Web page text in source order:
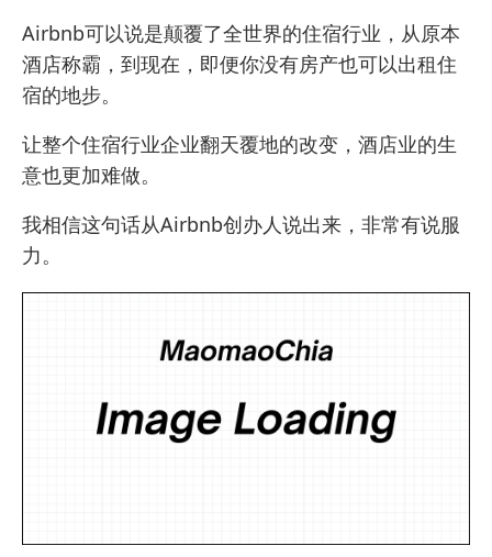
Airbnb可以说是颠覆了全世界的住宿行业，从原本
酒店称霸，到现在，即便你没有房产也可以出租住
宿的地步。
让整个住宿行业企业翻天覆地的改变，酒店业的生
意也更加难做。
我相信这句话从Airbnb创办人说出来，非常有说服
力。